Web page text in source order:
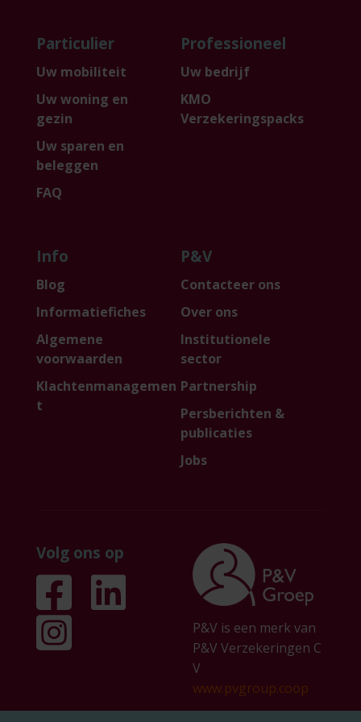
Particulier
Uw mobiliteit
Uw woning en
gezin
Uw sparen en
beleggen
FAQ
Professioneel
Uw bedrijf
KMO
Verzekeringspacks
Info
Blog
Informatiefiches
Algemene
voorwaarden
Klachtenmanagemen
t
P&V
Contacteer ons
Over ons
Institutionele
sector
Partnership
Persberichten &
publicaties
Jobs
Volg ons op
P&V is een merk van
P&V Verzekeringen C
V
www.pvgroup.coop